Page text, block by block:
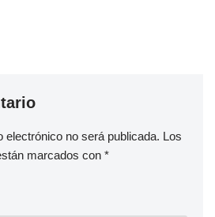
electrónico no será publicada. Los
marcados con *